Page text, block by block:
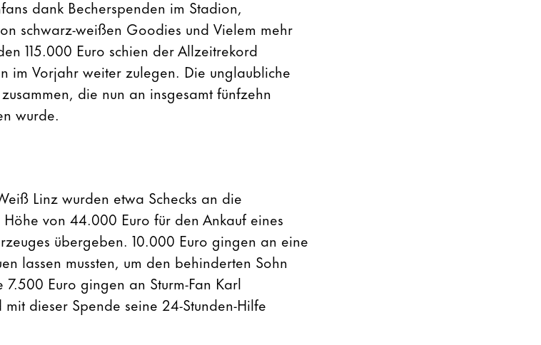
dank Becherspenden im Stadion,
schwarz-weißen Goodies und Vielem mehr
115.000 Euro schien der Allzeitrekord
im Vorjahr weiter zulegen. Die unglaubliche
die nun an insgesamt fünfzehn
wurde.
Linz wurden etwa Schecks an die
von 44.000 Euro für den Ankauf eines
übergeben. 10.000 Euro gingen an eine
lassen mussten, um den behinderten Sohn
Euro gingen an Sturm-Fan Karl
dieser Spende seine 24-Stunden-Hilfe